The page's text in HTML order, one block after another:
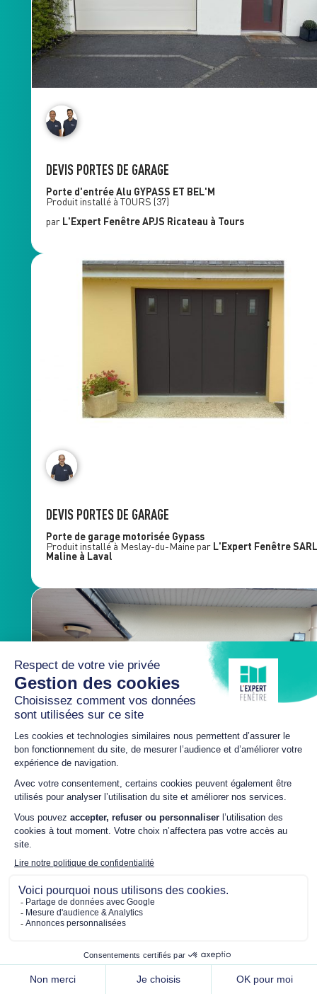
DEVIS PORTES DE GARAGE
Porte d'entrée Alu GYPASS ET BEL'M
Produit installé à TOURS (37)
par L'Expert FenêtreAPJS Ricateau à Tours
DEVIS PORTES DE GARAGE
Porte de garage motorisée Gypass
Produit installé à Meslay-du-Maine par L'Expert FenêtreSARL
Maline à Laval
DEVIS PORTES DE GARAGE
Porte de garage sectionnelle
Produit installé àBriec
Marc-Antoine Sellier